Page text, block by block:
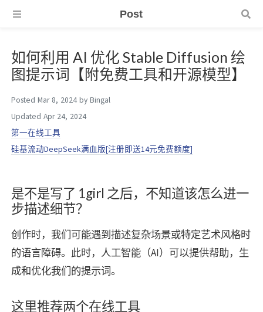
Post
如何利用 AI 优化 Stable Diffusion 绘
图提示词【附免费工具和开源模型】
Posted Mar 8, 2024by Bingal
Updated Apr 24, 2024
第一在线工具
硅基流动DeepSeek满血版[注册即送14元免费额度]
是不是写了 1girl 之后，不知道该怎么进一
步描述细节？
创作时，我们可能遇到描述复杂场景或特定艺术风格时
的语言障碍。此时，人工智能（AI）可以提供帮助，生
成和优化我们的提示词。
这里推荐两个在线工具